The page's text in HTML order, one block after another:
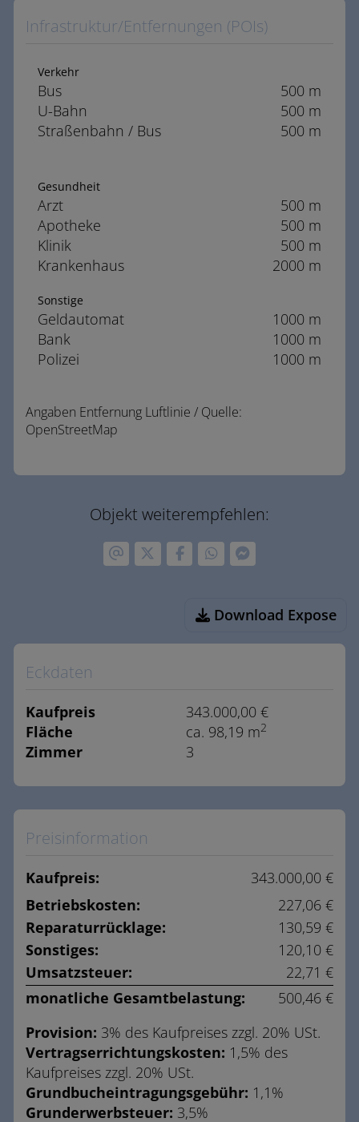
Infrastruktur/Entfernungen (POIs)
Verkehr
Bus
500 m
U-Bahn
500 m
Straßenbahn / Bus
500 m
Gesundheit
Arzt
500 m
Apotheke
500 m
Klinik
500 m
Krankenhaus
2000 m
Sonstige
Geldautomat
1000 m
Bank
1000 m
Polizei
1000 m
Angaben Entfernung Luftlinie / Quelle:
OpenStreetMap
Objekt weiterempfehlen:
Download Expose
Eckdaten
Kaufpreis
343.000,00 €
Fläche
ca. 98,19 m2
Zimmer 3
Preisinformation
Kaufpreis:
343.000,00 €
Betriebskosten:
227,06 €
Reparaturrücklage:
130,59 €
Sonstiges:
120,10 €
Umsatzsteuer:
22,71 €
monatliche Gesamtbelastung:
500,46 €
Provision: 3% des Kaufpreises zzgl. 20% USt.
Vertragserrichtungskosten: 1,5% des
Kaufpreises zzgl. 20% USt.
Grundbucheintragungsgebühr: 1,1%
Grunderwerbsteuer: 3,5%